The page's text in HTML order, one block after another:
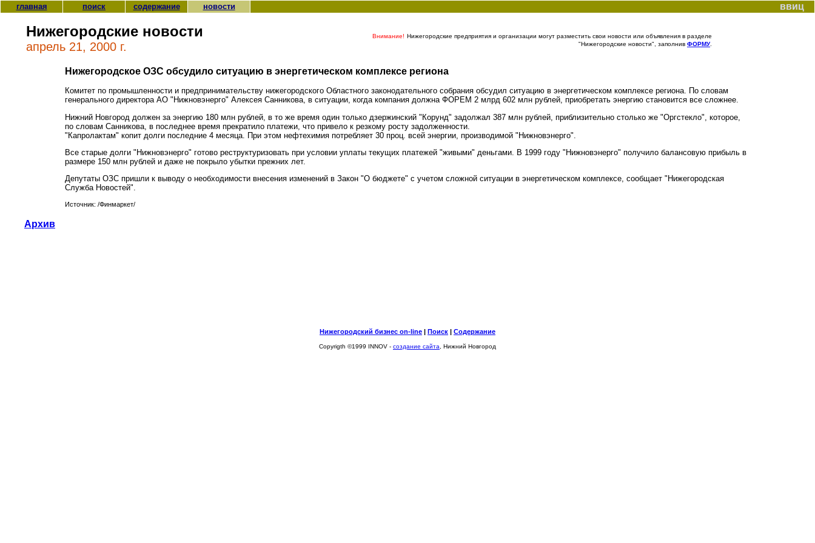
главная поиск содержание новости ввиц
Нижегородские новости
апрель 21, 2000 г.
Внимание! Нижегородские предприятия и организации могут разместить свои новости или объявления в разделе
"Нижегородские новости", заполнив ФОРМУ.
Нижегородское ОЗС обсудило ситуацию в энергетическом комплексе региона
Комитет по промышленности и предпринимательству нижегородского Областного законодательного собрания обсудил ситуацию в энергетическом комплексе региона. По словам
генерального директора АО "Нижновэнерго" Алексея Санникова, в ситуации, когда компания должна ФОРЕМ 2 млрд 602 млн рублей, приобретать энергию становится все сложнее.
Нижний Новгород должен за энергию 180 млн рублей, в то же время один только дзержинский "Корунд" задолжал 387 млн рублей, приблизительно столько же "Оргстекло", которое,
по словам Санникова, в последнее время прекратило платежи, что привело к резкому росту задолженности.
"Капролактам" копит долги последние 4 месяца. При этом нефтехимия потребляет 30 проц. всей энергии, производимой "Нижновэнерго".
Все старые долги "Нижновэнерго" готово реструктуризовать при условии уплаты текущих платежей "живыми" деньгами. В 1999 году "Нижновэнерго" получило балансовую прибыль в
размере 150 млн рублей и даже не покрыло убытки прежних лет.
Депутаты ОЗС пришли к выводу о необходимости внесения изменений в Закон "О бюджете" с учетом сложной ситуации в энергетическом комплексе, сообщает "Нижегородская
Служба Новостей".
Источник: /Финмаркет/
Архив
Нижегородский бизнес on-line | Поиск | Содержание
Copyrigth ©1999 INNOV - создание сайта , Нижний Новгород